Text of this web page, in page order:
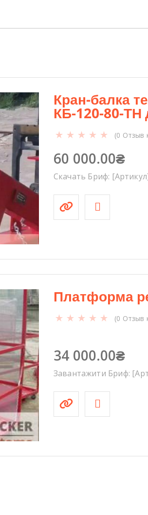
ф
о
р
м
а
р
е
м
н
т
я
П
1
0
-
0
8
-
1
Кран-балка
КБ-120-80-ТН
(0 Отзыв
60 000.00₴
Скачать Бриф:
Платформа
(0 Отзыв
34 000.00₴
Завантажити Бриф: